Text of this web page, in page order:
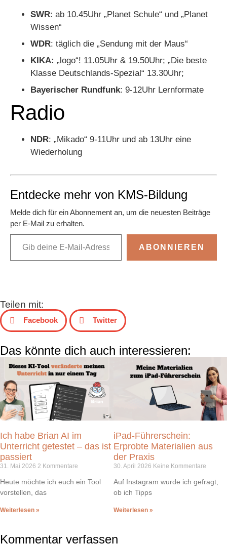
SWR: ab 10.45Uhr „Planet Schule“ und „Planet
Wissen“
WDR: täglich die „Sendung mit der Maus“
KIKA: „logo“! 11.05Uhr & 19.50Uhr; „Die beste
Klasse Deutschlands-Spezial“ 13.30Uhr;
Bayerischer Rundfunk: 9-12Uhr Lernformate
Radio
NDR: „Mikado“ 9-11Uhr und ab 13Uhr eine
Wiederholung
Entdecke mehr von KMS-Bildung
Melde dich für ein Abonnement an, um die neuesten Beiträge
per E-Mail zu erhalten.
ABONNIEREN
Teilen mit:
Facebook Twitter
Das könnte dich auch interessieren:
Ich habe Brian AI im
Unterricht getestet – das ist
passiert
31. Mai 2026 2 Kommentare
Heute möchte ich euch ein Tool
vorstellen, das
Weiterlesen »
iPad-Führerschein:
Erprobte Materialien aus
der Praxis
30. April 2026 Keine Kommentare
Auf Instagram wurde ich gefragt,
ob ich Tipps
Weiterlesen »
Kommentar verfassen